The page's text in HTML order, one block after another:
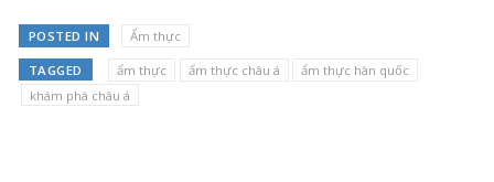
POSTED IN Ẩm thực
TAGGED ẩm thực ẩm thực châu á
ẩm thực hàn quốc
khám phá châu á